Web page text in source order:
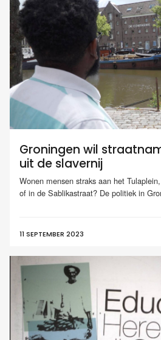
Groningen wil
uit de slavernij
Wonen mensen straks aan het
of in de Sablikastraat? De politiek in
11 SEPTEMBER 2023